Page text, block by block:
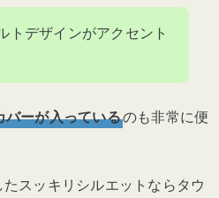
トデザインがアクセント
バーが入っているのも非常に便
スッキリシルエットならタウ